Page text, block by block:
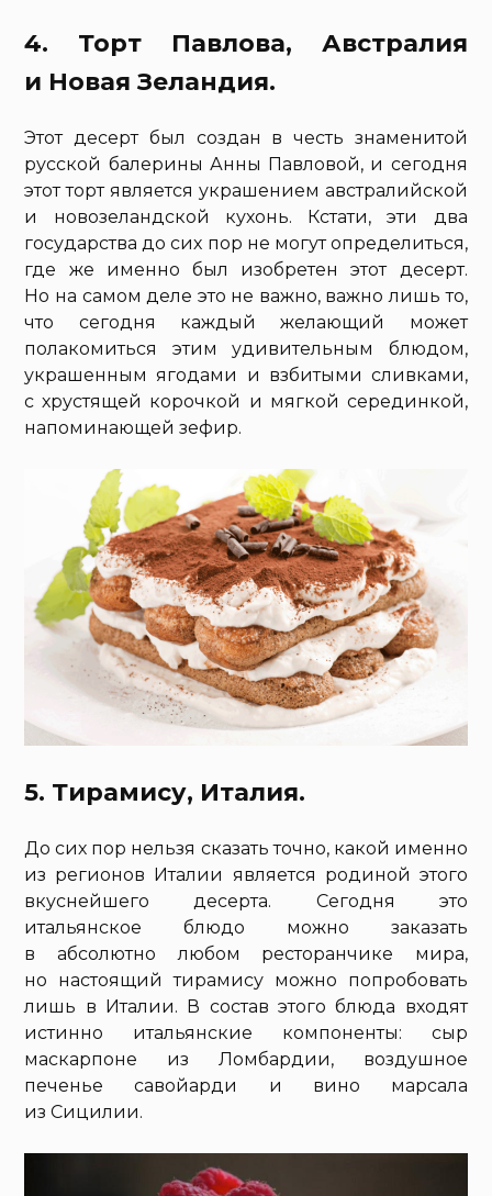
4. Торт Павлова, Австралия
и Новая Зеландия.
Этот десерт был создан в честь знаменитой
русской балерины Анны Павловой, и сегодня
этот торт является украшением австралийской
и новозеландской кухонь. Кстати, эти два
государства до сих пор не могут определиться,
где же именно был изобретен этот десерт.
Но на самом деле это не важно, важно лишь то,
что сегодня каждый желающий может
полакомиться этим удивительным блюдом,
украшенным ягодами и взбитыми сливками,
с хрустящей корочкой и мягкой серединкой,
напоминающей зефир.
5. Тирамису, Италия.
До сих пор нельзя сказать точно, какой именно
из регионов Италии является родиной этого
вкуснейшего десерта. Сегодня это
итальянское блюдо можно заказать
в абсолютно любом ресторанчике мира,
но настоящий тирамису можно попробовать
лишь в Италии. В состав этого блюда входят
истинно итальянские компоненты: сыр
маскарпоне из Ломбардии, воздушное
печенье савойарди и вино марсала
из Сицилии.